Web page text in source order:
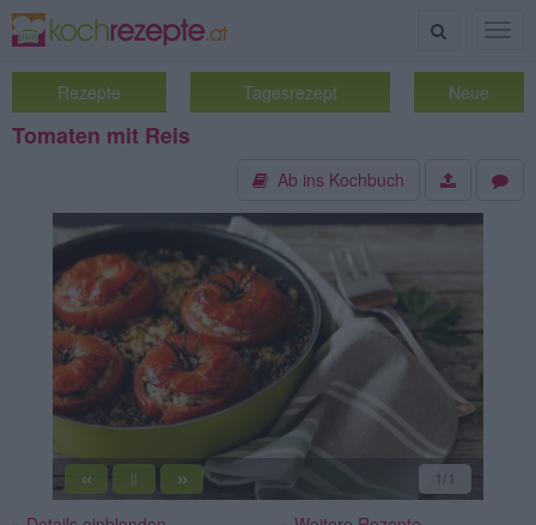
Suche
Rezepte Tagesrezept Neue
Tomaten mit Reis
Ab ins Kochbuch
« || » 1 /1